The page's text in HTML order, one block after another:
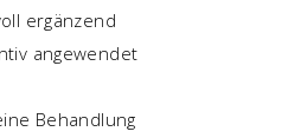
ergän­zend
ange­wen­det
Behand­lung